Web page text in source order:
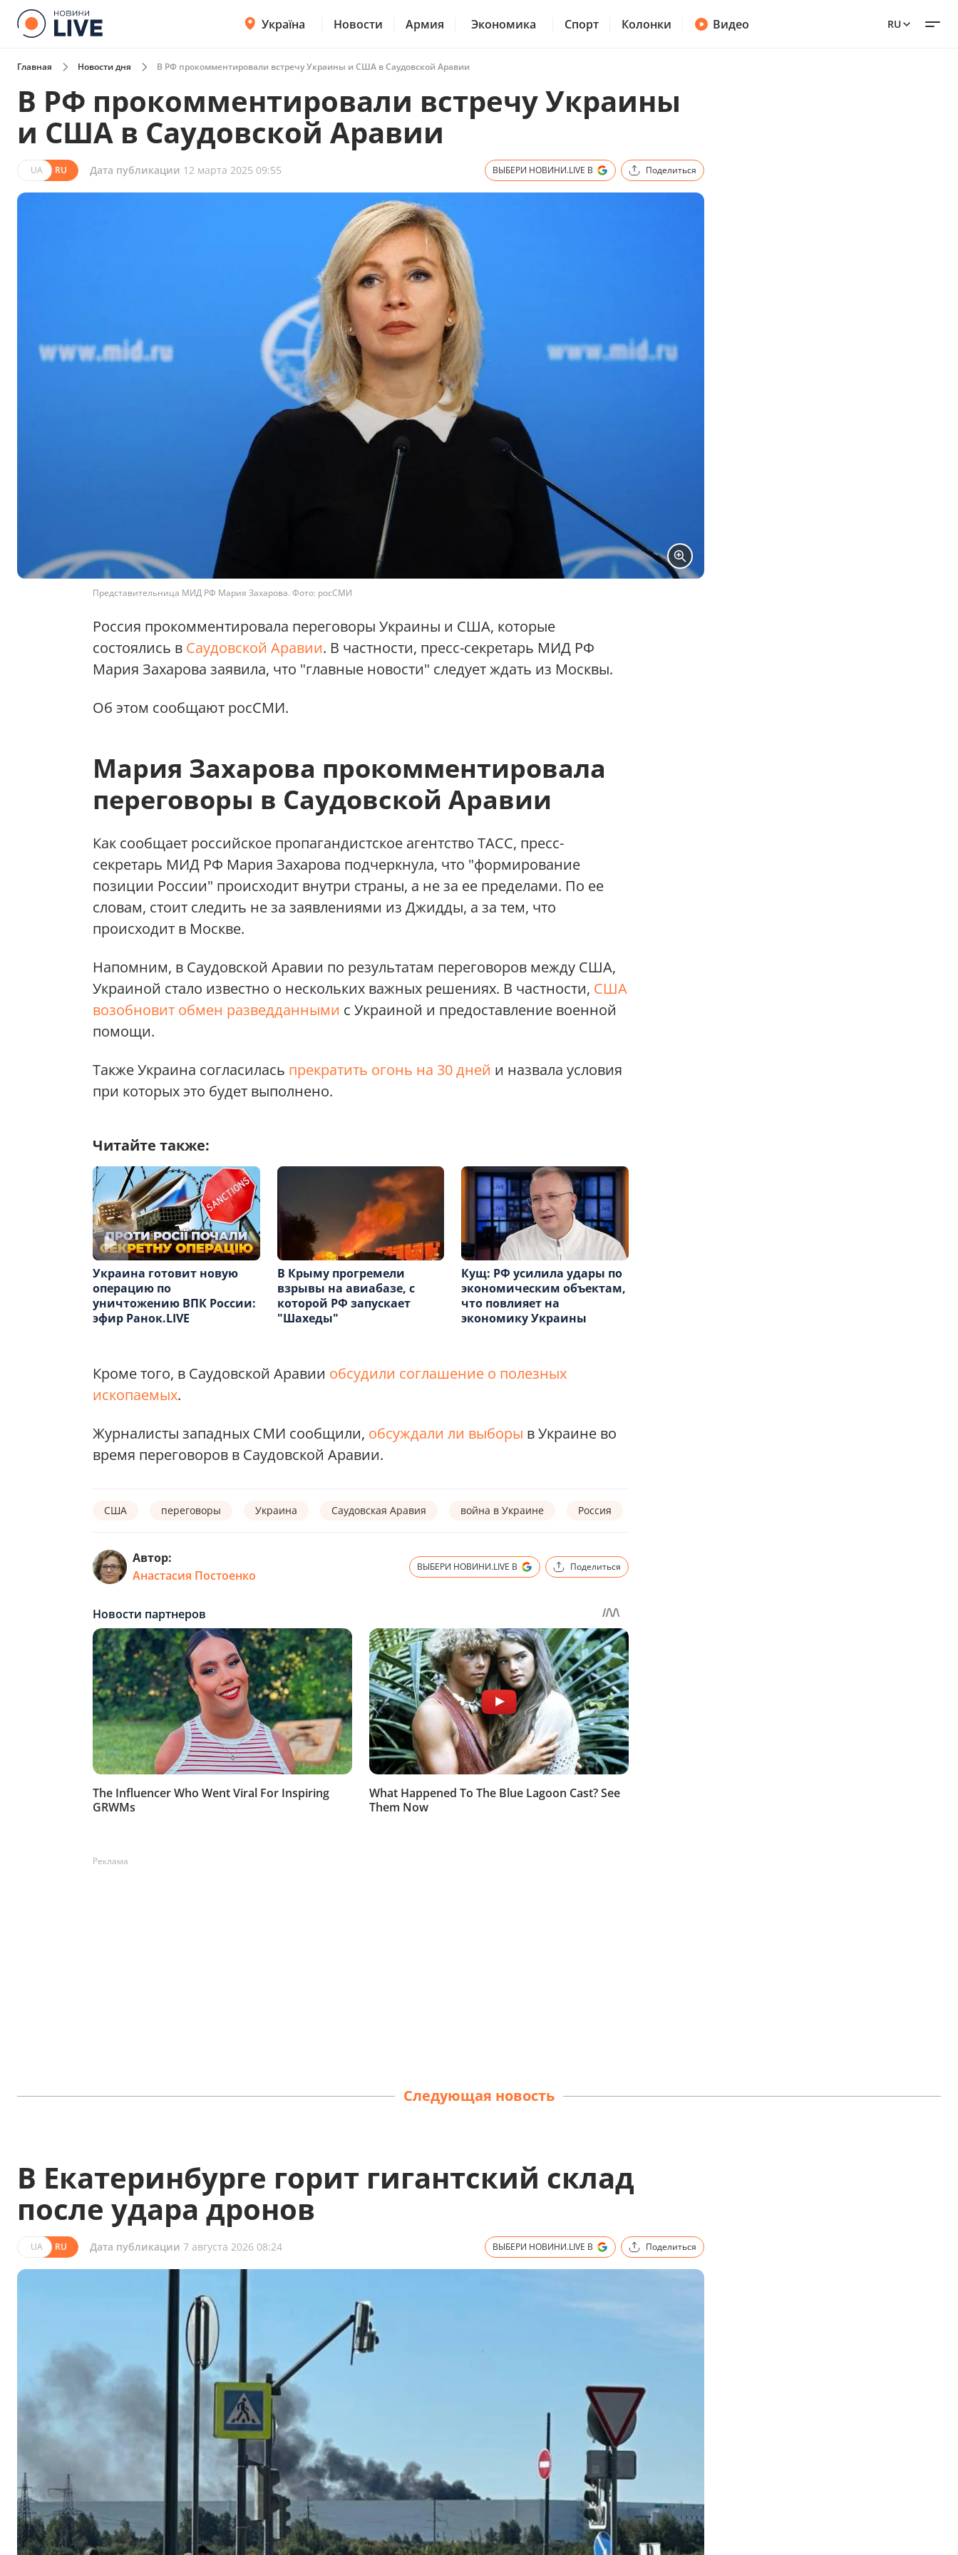
Україна Новости Армия Экономика Спорт Колонки Видео RU
Главная Новости дня В РФ прокомментировали встречу Украины и США в Саудовской Аравии
В РФ прокомментировали встречу Украины
и США в Саудовской Аравии
UA RU Дата публикации 12 марта 2025 09:55 ВЫБЕРИ НОВИНИ.LIVE В Поделиться
Представительница МИД РФ Мария Захарова. Фото: росСМИ
Россия прокомментировала переговоры Украины и США, которые
состоялись в Саудовской Аравии. В частности, пресс-секретарь МИД РФ
Мария Захарова заявила, что "главные новости" следует ждать из Москвы.
Об этом сообщают росСМИ.
Мария Захарова прокомментировала
переговоры в Саудовской Аравии
Как сообщает российское пропагандистское агентство ТАСС, пресс-
секретарь МИД РФ Мария Захарова подчеркнула, что "формирование
позиции России" происходит внутри страны, а не за ее пределами. По ее
словам, стоит следить не за заявлениями из Джидды, а за тем, что
происходит в Москве.
Напомним, в Саудовской Аравии по результатам переговоров между США,
Украиной стало известно о нескольких важных решениях. В частности, США
возобновит обмен разведданными с Украиной и предоставление военной
помощи.
Также Украина согласилась прекратить огонь на 30 дней и назвала условия
при которых это будет выполнено.
Читайте также:
Украина готовит новую
операцию по
уничтожению ВПК России:
эфир Ранок.LIVE
В Крыму прогремели
взрывы на авиабазе, с
которой РФ запускает
"Шахеды"
Кущ: РФ усилила удары по
экономическим объектам,
что повлияет на
экономику Украины
Кроме того, в Саудовской Аравии обсудили соглашение о полезных
ископаемых.
Журналисты западных СМИ сообщили, обсуждали ли выборы в Украине во
время переговоров в Саудовской Аравии.
США переговоры Украина Саудовская Аравия война в Украине Россия
Автор:
Анастасия Постоенко
ВЫБЕРИ НОВИНИ.LIVE В Поделиться
Реклама
Следующая новость
В Екатеринбурге горит гигантский склад
после удара дронов
UA RU Дата публикации 7 августа 2026 08:24 ВЫБЕРИ НОВИНИ.LIVE В Поделиться